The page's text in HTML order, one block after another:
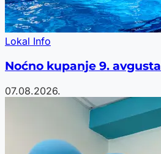
Lokal Info
Noćno kupanje 9. avgusta
07.08.2026.